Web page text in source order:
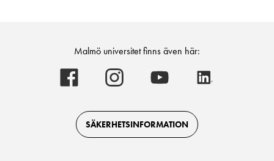
Malmö universitet finns även här:
Malmö
universitet
on
Facebook
Malmö
universitet
on
Instagram
Malmö
universitet
on
Youtube
SÄKERHETSINFORMATION